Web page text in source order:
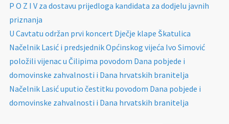
P O Z I V za dostavu prijedloga kandidata za dodjelu javnih
priznanja
U Cavtatu održan prvi koncert Dječje klape Škatulica
Načelnik Lasić i predsjednik Općinskog vijeća Ivo Simović
položili vijenac u Čilipima povodom Dana pobjede i
domovinske zahvalnosti i Dana hrvatskih branitelja
Načelnik Lasić uputio čestitku povodom Dana pobjede i
domovinske zahvalnosti i Dana hrvatskih branitelja